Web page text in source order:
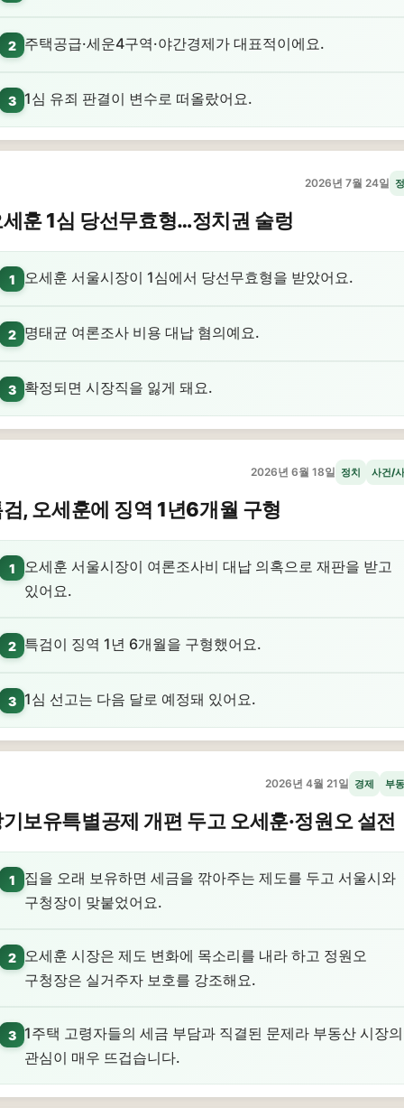
2 주택공급·세운4구역·야간경제가 대표적이에요.
3 1심 유죄 판결이 변수로 떠올랐어요.
2026년 7월 24일
훈 1심 당선무효형…정치권 술렁
1 오세훈 서울시장이 1심에서 당선무효형을 받았어요.
2 명태균 여론조사 비용 대납 혐의예요.
3 확정되면 시장직을 잃게 돼요.
2026년 6월 18일 정치 사건/
, 오세훈에 징역 1년6개월 구형
1
오세훈 서울시장이 여론조사비 대납 의혹으로 재판을 받고
있어요.
2 특검이 징역 1년 6개월을 구형했어요.
3 1심 선고는 다음 달로 예정돼 있어요.
2026년 4월 21일 경제 부
보유특별공제 개편 두고 오세훈·정원오 설전
1
집을 오래 보유하면 세금을 깎아주는 제도를 두고 서울시와
구청장이 맞붙었어요.
2
오세훈 시장은 제도 변화에 목소리를 내라 하고 정원오
구청장은 실거주자 보호를 강조해요.
3 1주택 고령자들의 세금 부담과 직결된 문제라 부동산 시장의
관심이 매우 뜨겁습니다.